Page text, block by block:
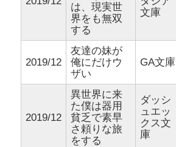
は、現実世
界をも無双
する
文庫
2019/12
友達の妹が
俺にだけウ
ザい
GA文庫
2019/12
異世界に来
た僕は器用
貧乏で素早
さ頼りな旅
をする
ダッシ
ュエッ
クス文
庫